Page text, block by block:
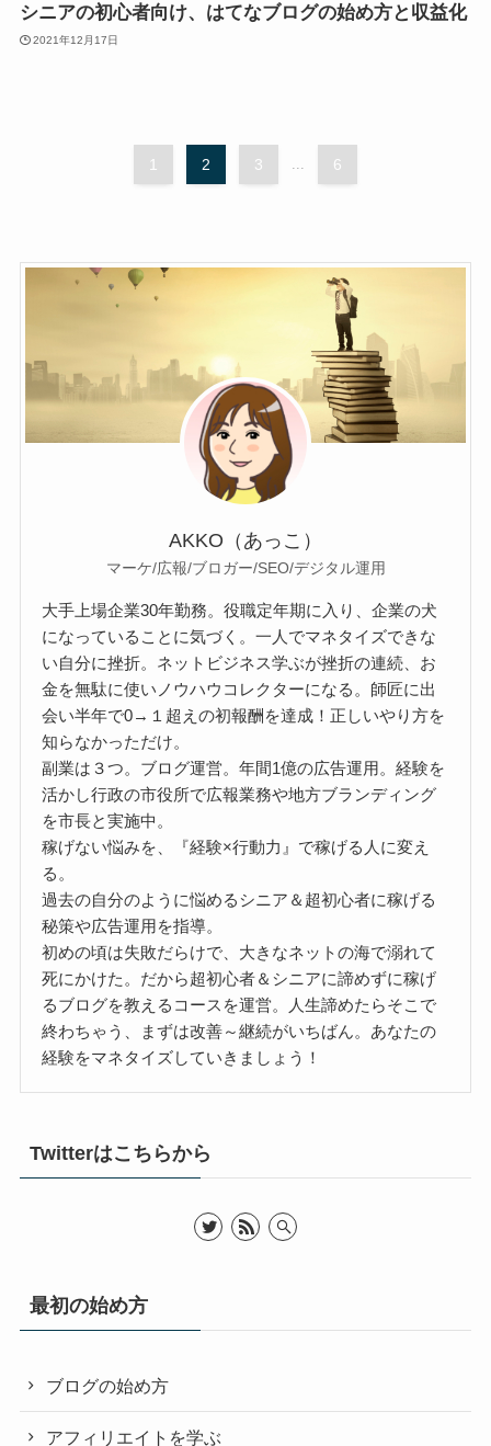
シニアの初心者向け、はてなブログの始め方と収益化
2021年12月17日
1 2 3 ... 6
AKKO（あっこ）
マーケ/広報/ブロガー/SEO/デジタル運用
大手上場企業30年勤務。役職定年期に入り、企業の犬
になっていることに気づく。一人でマネタイズできな
い自分に挫折。ネットビジネス学ぶが挫折の連続、お
金を無駄に使いノウハウコレクターになる。師匠に出
会い半年で0→１超えの初報酬を達成！正しいやり方を
知らなかっただけ。
副業は３つ。ブログ運営。年間1億の広告運用。経験を
活かし行政の市役所で広報業務や地方ブランディング
を市長と実施中。
稼げない悩みを、『経験×行動力』で稼げる人に変え
る。
過去の自分のように悩めるシニア＆超初心者に稼げる
秘策や広告運用を指導。
初めの頃は失敗だらけで、大きなネットの海で溺れて
死にかけた。だから超初心者＆シニアに諦めずに稼げ
るブログを教えるコースを運営。人生諦めたらそこで
終わちゃう、まずは改善～継続がいちばん。あなたの
経験をマネタイズしていきましょう！
Twitterはこちらから
最初の始め方
ブログの始め方
アフィリエイトを学ぶ